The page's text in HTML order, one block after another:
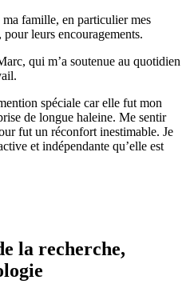
ma famille, en particulier mes
leurs encouragements.
qui m’a soutenue au quotidien
spéciale car elle fut mon
de longue haleine. Me sentir
fut un réconfort inestimable. Je
et indépendante qu’elle est
la recherche,